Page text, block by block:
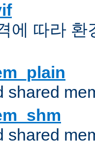
에 따라
shared
shared